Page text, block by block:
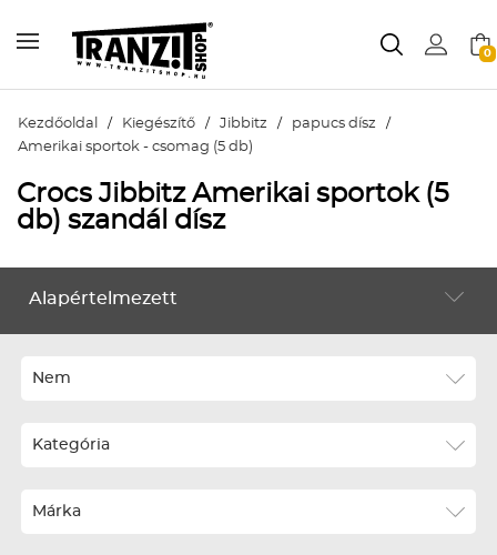
0
Kezdőoldal / Kiegészítő / Jibbitz / papucs dísz /
Amerikai sportok - csomag (5 db)
Crocs Jibbitz Amerikai sportok (5
db) szandál dísz
KIEGÉSZÍTŐ
Alapértelmezett
Alapértelmezett
Legújabbak
Ár szerint növekvő
Nem
Kategória
Márka